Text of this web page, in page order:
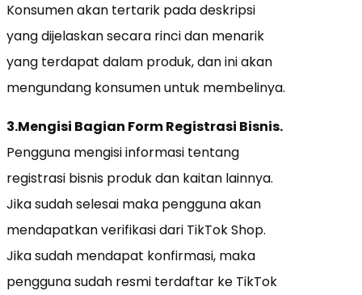
Konsumen akan tertarik pada deskripsi
yang dijelaskan secara rinci dan menarik
yang terdapat dalam produk, dan ini akan
mengundang konsumen untuk membelinya.
3.Mengisi Bagian Form Registrasi Bisnis.
Pengguna mengisi informasi tentang
registrasi bisnis produk dan kaitan lainnya.
Jika sudah selesai maka pengguna akan
mendapatkan verifikasi dari TikTok Shop.
Jika sudah mendapat konfirmasi, maka
pengguna sudah resmi terdaftar ke TikTok